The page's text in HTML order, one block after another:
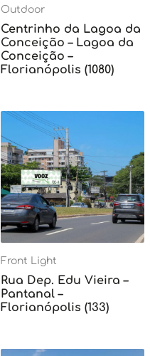
Outdoor
Centrinho da Lagoa da
Conceição – Lagoa da
Conceição –
Florianópolis (1080)
Front Light
Rua Dep. Edu Vieira –
Pantanal –
Florianópolis (133)